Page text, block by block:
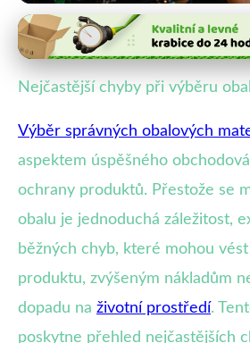
Obaly a logistika
Nejčastější chyby při
Nejčastější chyby při výběru
Výběr správných obalových
aspektem úspěšného
ochrany produktů. Přestože se
obalu je jednoduchá záležitost,
běžných chyb, které mohou
produktu, zvýšeným nákladům
dopadu na životní prostředí.
poskytne přehled nejčastějších